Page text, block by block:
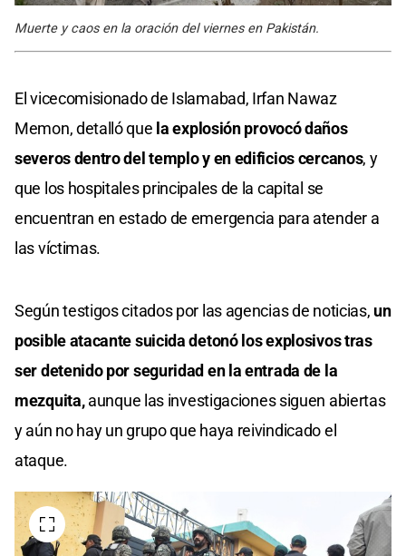
Muerte y caos en la oración del viernes en Pakistán.
El vicecomisionado de Islamabad, Irfan Nawaz
Memon, detalló que la explosión provocó daños
severos dentro del templo y en edificios cercanos, y
que los hospitales principales de la capital se
encuentran en estado de emergencia para atender a
las víctimas.
Según testigos citados por las agencias de noticias, un
posible atacante suicida detonó los explosivos tras
ser detenido por seguridad en la entrada de la
mezquita,aunque las investigaciones siguen abiertas
y aún no hay un grupo que haya reivindicado el
ataque.